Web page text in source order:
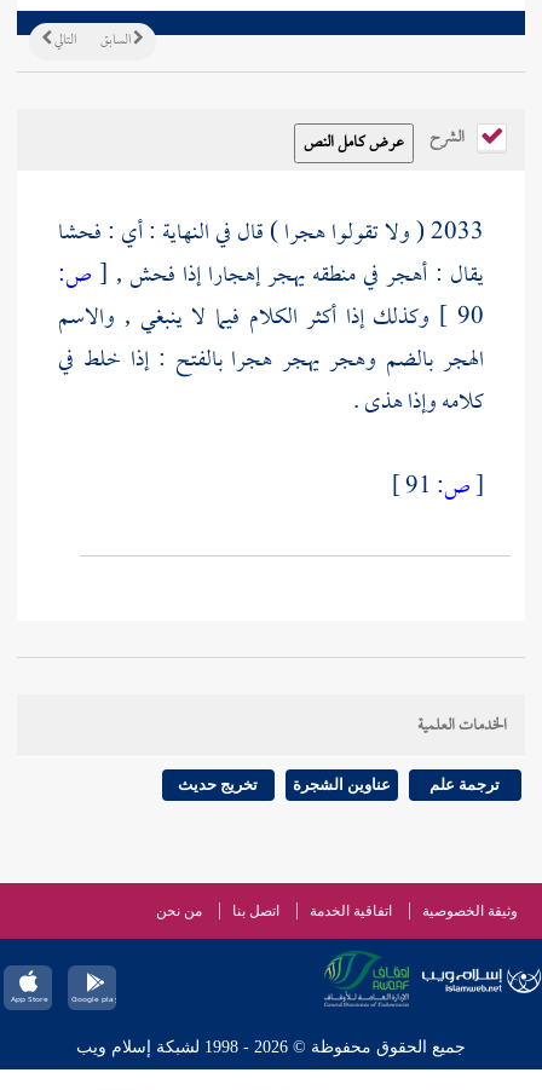
التالي السابق
الشرح
2033 ( ولا تقولوا هجرا ) قال في النهاية : أي : فحشا
يقال : أهجر في منطقه يهجر إهجارا إذا فحش , [ص:
90 ]
وكذلك إذا أكثر الكلام فيما لا ينبغي , والاسم
الهجر بالضم وهجر يهجر هجرا بالفتح : إذا خلط في
كلامه وإذا هذى .
[ص:
الخدمات العلمية
ترجمة علم عناوين الشجرة تخريج حديث
وثيقة الخصوصية اتفاقية الخدمة اتصل بنا من نحن
جميع الحقوق محفوظة © 2026 - 1998 لشبكة إسلام ويب